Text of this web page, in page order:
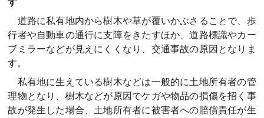
す
道路に私有地内から樹木や草が覆いかぶさることで、歩
行者や自動車の通行に支障をきたすほか、道路標識やカー
ブミラーなどが見えにくくなり、交通事故の原因となりま
す。
私有地に生えている樹木などは一般的に土地所有者の管
理物となり、樹木などが原因でケガや物品の損傷を招く事
故が発生した場合、土地所有者に被害者への賠償責任が生